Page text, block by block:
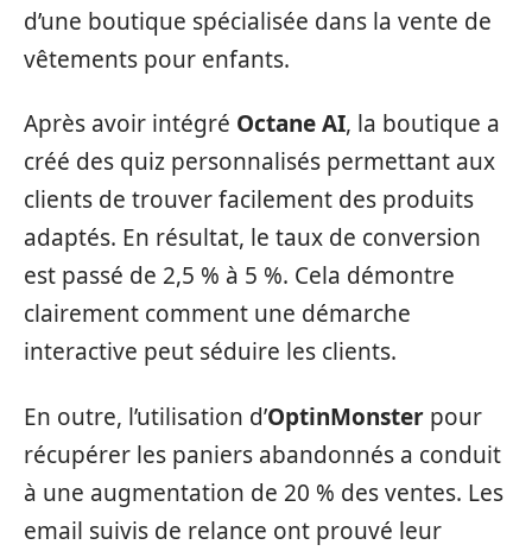
d’une boutique spécialisée dans la vente de
vêtements pour enfants.
Après avoir intégré Octane AI, la boutique a
créé des quiz personnalisés permettant aux
clients de trouver facilement des produits
adaptés. En résultat, le taux de conversion
est passé de 2,5 % à 5 %. Cela démontre
clairement comment une démarche
interactive peut séduire les clients.
En outre, l’utilisation d’OptinMonster pour
récupérer les paniers abandonnés a conduit
à une augmentation de 20 % des ventes. Les
email suivis de relance ont prouvé leur